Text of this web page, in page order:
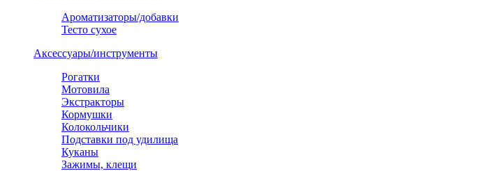
Ароматизаторы/добавки
Тесто сухое
Аксессуары/инструменты
Рогатки
Мотовила
Экстракторы
Кормушки
Колокольчики
Подставки под удилища
Куканы
Зажимы, клещи